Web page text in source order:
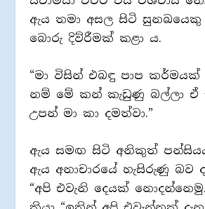
ඇය තමා අසල සිටි සුනඛයෙකු
බොරු දිව්රීමක් කළා ය.
“මා විසින් එබඳු පාප
නම් මේ කන් කැඩුණු බල්ලා ඒ
උපන් මා කා දමත්වා.”
ඇය සමඟ සිටි අනිකුත්
ඇය අනාචාරයේ හැසිරුණු බව
“අපි එවැනි දෙයක්